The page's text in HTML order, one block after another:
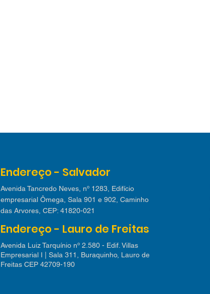
Endereço - Salvador
Avenida Tancredo Neves, nº 1283, Edifício
empresarial Ômega, Sala 901 e 902, Caminho
das Arvores, CEP: 41820-021
Endereço - Lauro de Freitas
Avenida Luiz Tarquínio nº 2.580 - Edif. Villas
Empresarial I | Sala 311, Buraquinho, Lauro de
Freitas CEP 42709-190​